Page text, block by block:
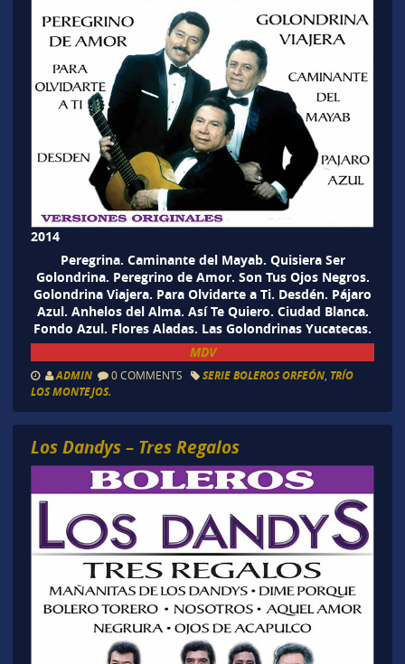
2014
Peregrina. Caminante del Mayab. Quisiera Ser
Golondrina. Peregrino de Amor. Son Tus Ojos Negros.
Golondrina Viajera. Para Olvidarte a Ti. Desdén. Pájaro
Azul. Anhelos del Alma. Así Te Quiero. Ciudad Blanca.
Fondo Azul. Flores Aladas. Las Golondrinas Yucatecas.
MDV
ADMIN 0 COMMENTS SERIE BOLEROS ORFEÓN, TRÍO
LOS MONTEJOS.
Los Dandys – Tres Regalos